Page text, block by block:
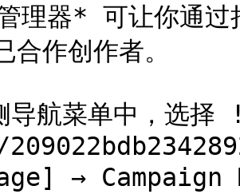
理器* 可让你通过
合作创作者。
导航菜单中，选
→